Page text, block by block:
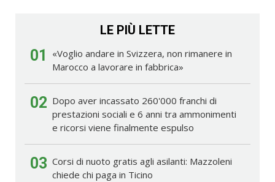
LE PIÙ LETTE
01
«Voglio andare in Svizzera, non rimanere in
Marocco a lavorare in fabbrica»
02 Dopo aver incassato 260'000 franchi di
prestazioni sociali e 6 anni tra ammonimenti
e ricorsi viene finalmente espulso
03 Corsi di nuoto gratis agli asilanti: Mazzoleni
chiede chi paga in Ticino